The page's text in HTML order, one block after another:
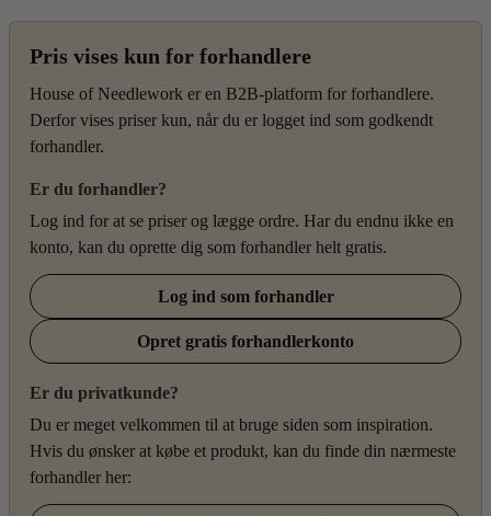
Pris vises kun for forhandlere
House of Needlework er en B2B-platform for forhandlere.
Derfor vises priser kun, når du er logget ind som godkendt
forhandler.
Er du forhandler?
Log ind for at se priser og lægge ordre. Har du endnu ikke en
konto, kan du oprette dig som forhandler helt gratis.
Log ind som forhandler
Opret gratis forhandlerkonto
Er du privatkunde?
Du er meget velkommen til at bruge siden som inspiration.
Hvis du ønsker at købe et produkt, kan du finde din nærmeste
forhandler her: